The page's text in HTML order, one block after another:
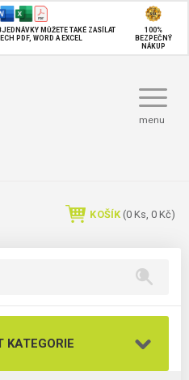
MŮŽETE TAKÉ ZASÍLAT
PDF, WORD A EXCEL
100%
BEZPEČNÝ
NÁKUP
menu
KOŠÍK (0 Ks, 0 Kč)
KATEGORIE